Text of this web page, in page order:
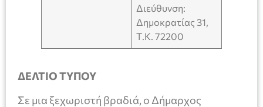
Διεύθυνση:
Δημοκρατίας 31,
Τ.Κ. 72200
ΔΕΛΤΙΟ ΤΥΠΟΥ
Σε μια ξεχωριστή βραδιά, ο Δήμαρχος